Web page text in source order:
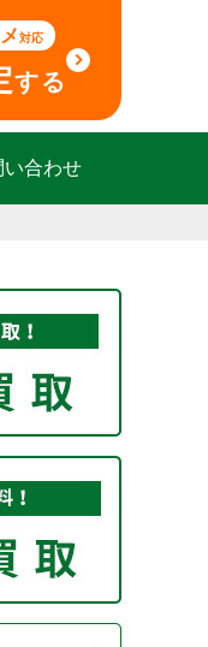
対応
する
い合わせ